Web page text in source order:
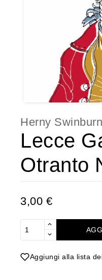
Herny
Lecce
Otranto
3,00 €
Aggiungi alla lista